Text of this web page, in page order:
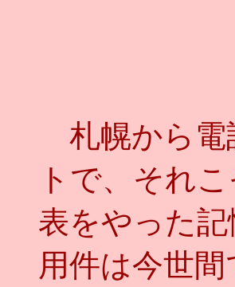
札幌から
トで、それ
表をやった
用件は今世